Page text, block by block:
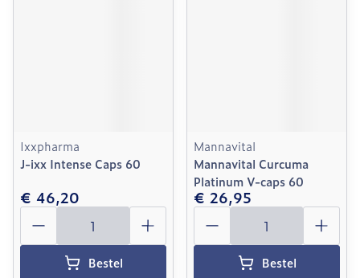
Ixxpharma
J-ixx Intense Caps 60
€ 46,20
Aantal
Bestel
Mannavital
Mannavital Curcuma
Platinum V-caps 60
€ 26,95
Aantal
Bestel